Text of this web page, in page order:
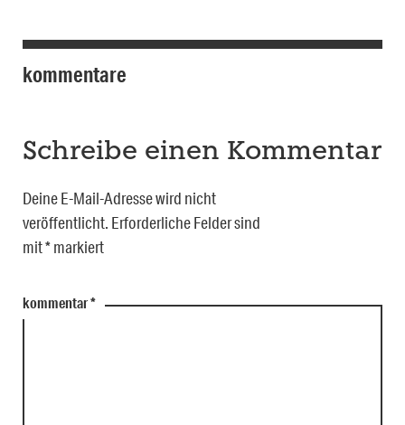
kommentare
Schreibe einen Kommentar
Deine E-Mail-Adresse wird nicht
veröffentlicht. Erforderliche Felder sind
mit*markiert
kommentar*